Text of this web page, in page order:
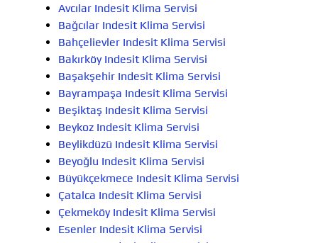
Avcılar Indesit Klima Servisi
Bağcılar Indesit Klima Servisi
Bahçelievler Indesit Klima Servisi
Bakırköy Indesit Klima Servisi
Başakşehir Indesit Klima Servisi
Bayrampaşa Indesit Klima Servisi
Beşiktaş Indesit Klima Servisi
Beykoz Indesit Klima Servisi
Beylikdüzü Indesit Klima Servisi
Beyoğlu Indesit Klima Servisi
Büyükçekmece Indesit Klima Servisi
Çatalca Indesit Klima Servisi
Çekmeköy Indesit Klima Servisi
Esenler Indesit Klima Servisi